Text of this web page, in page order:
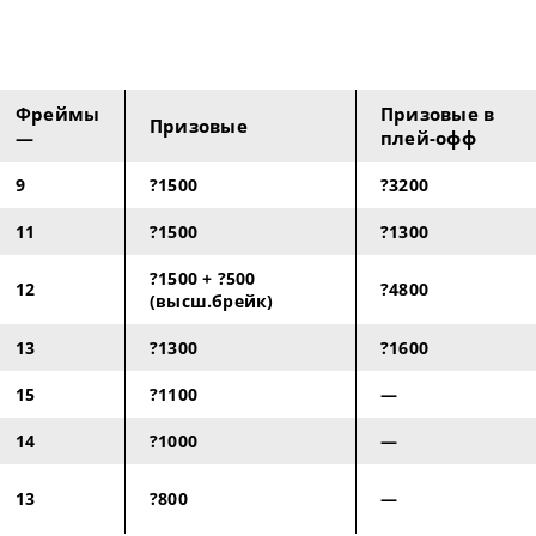
Фреймы
—
Призовые
Призовые в
плей-офф
9 ?1500 ?3200
11 ?1500 ?1300
12
?1500 + ?500
(высш.брейк)
?4800
13 ?1300 ?1600
15 ?1100 —
14 ?1000 —
13 ?800 —